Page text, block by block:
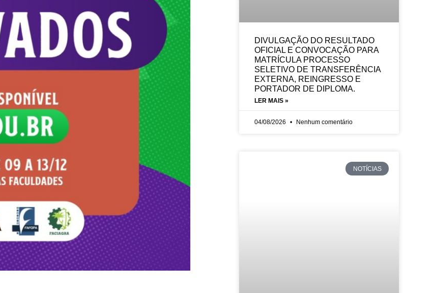
DIVULGAÇÃO DO RESULTADO
OFICIAL E CONVOCAÇÃO PARA
MATRÍCULA PROCESSO
SELETIVO DE TRANSFERÊNCIA
EXTERNA, REINGRESSO E
PORTADOR DE DIPLOMA.
LER MAIS »
04/08/2026 Nenhum comentário
NOTÍCIAS